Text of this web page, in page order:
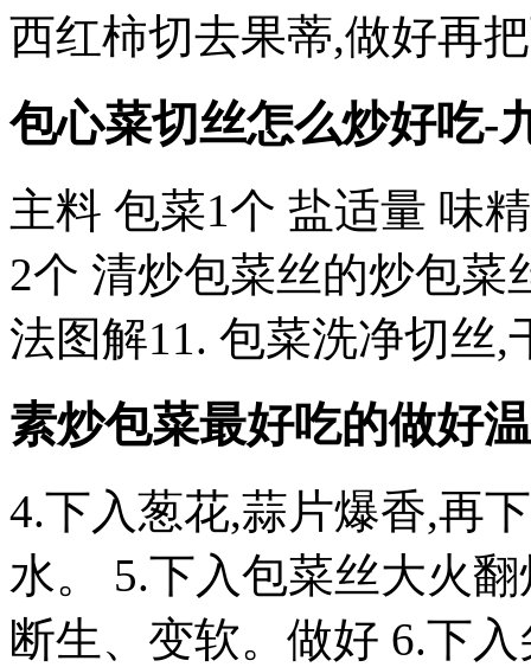
西红柿切去果蒂,做好再
包心菜切丝怎么炒好吃-
主料 包菜1个 盐适量 味
2个 清炒包菜丝的炒包菜
法图解11. 包菜洗净切丝
素炒包菜最好吃的做好
4.下入葱花,蒜片爆香,再
水。 5.下入包菜丝大火
断生、变软。做好 6.下